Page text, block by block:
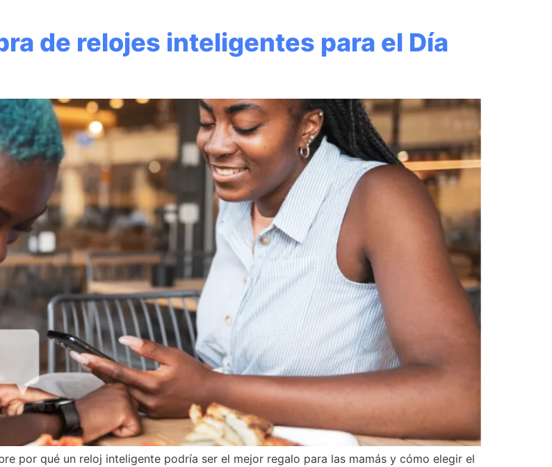
de relojes inteligentes para el Día
por qué un reloj inteligente podría ser el mejor regalo para las mamás y cómo elegir el